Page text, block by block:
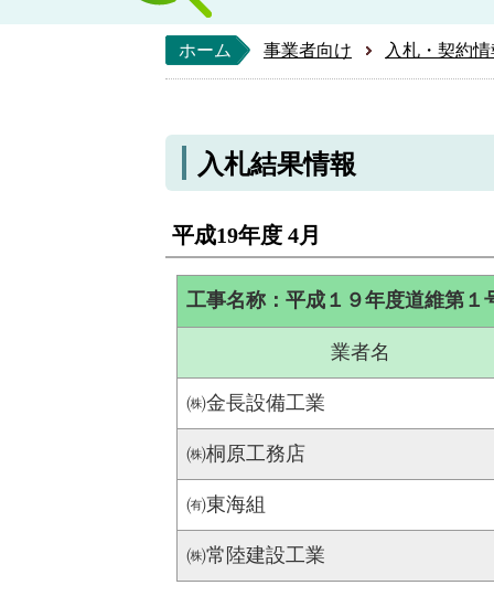
ホーム 事業者向け 入札・契約
入札結果情報
平成19年度 4月
工事名称：平成１９年度道維第１
業者名
㈱金長設備工業
㈱桐原工務店
㈲東海組
㈱常陸建設工業